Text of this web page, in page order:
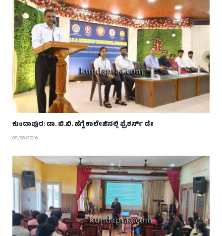
ಕುಂದಾಪುರ: ಡಾ. ಬಿ.ಬಿ. ಹೆಗ್ಡೆ ಕಾಲೇಜಿನಲ್ಲಿ ಫ್ರೆಶರ್ಸ್ ಡೇ
08/08/2026